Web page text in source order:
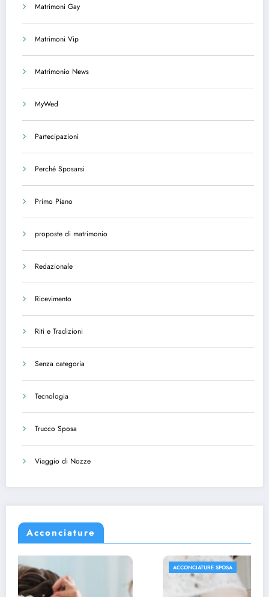
Matrimoni Gay
Matrimoni Vip
Matrimonio News
MyWed
Partecipazioni
Perché Sposarsi
Primo Piano
proposte di matrimonio
Redazionale
Ricevimento
Riti e Tradizioni
Senza categoria
Tecnologia
Trucco Sposa
Viaggio di Nozze
Acconciature